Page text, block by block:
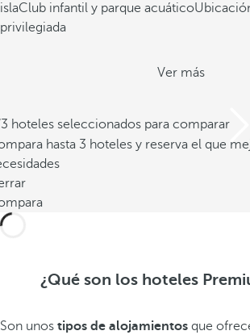
islaClub infantil y parque acuático
privilegiada
Ver más
hoteles seleccionados para comparar
hasta 3 hoteles y reserva el que
¿Qué son los hoteles
Son unos tipos de alojamientos que